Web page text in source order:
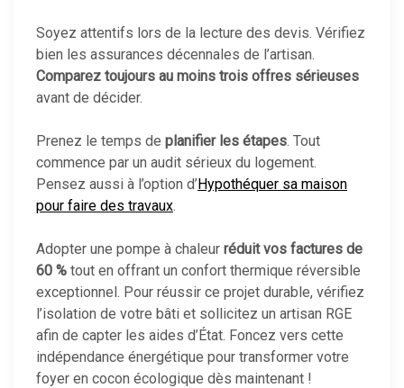
Soyez attentifs lors de la lecture des devis. Vérifiez
bien les assurances décennales de l’artisan.
Comparez toujours au moins trois offres sérieuses
avant de décider.
Prenez le temps de planifier les étapes. Tout
commence par un audit sérieux du logement.
Pensez aussi à l’option d’Hypothéquer sa maison
pour faire des travaux.
Adopter une pompe à chaleur réduit vos factures de
60 % tout en offrant un confort thermique réversible
exceptionnel. Pour réussir ce projet durable, vérifiez
l’isolation de votre bâti et sollicitez un artisan RGE
afin de capter les aides d’État. Foncez vers cette
indépendance énergétique pour transformer votre
foyer en cocon écologique dès maintenant !